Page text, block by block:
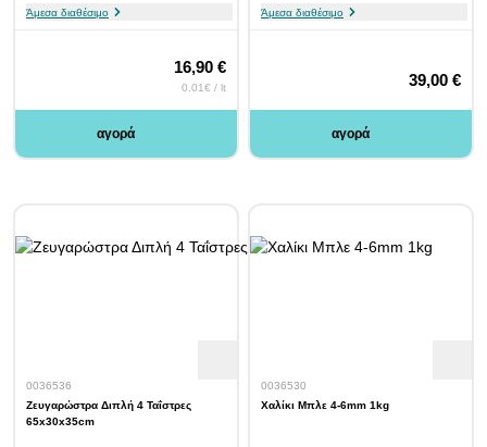
Άμεσα διαθέσιμο
16,90 €
0.01€ / lt
αγορά
Άμεσα διαθέσιμο
39,00 €
αγορά
0036536
Ζευγαρώστρα Διπλή 4 Ταΐστρες
65x30x35cm
0036530
Χαλίκι Μπλε 4-6mm 1kg